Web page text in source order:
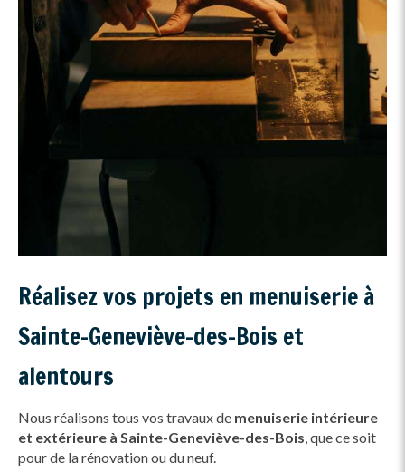
Réalisez vos projets en menuiserie à
Sainte-Geneviève-des-Bois et
alentours
Nous réalisons tous vos travaux de menuiserie intérieure
et extérieure à Sainte-Geneviève-des-Bois, que ce soit
pour de la rénovation ou du neuf.